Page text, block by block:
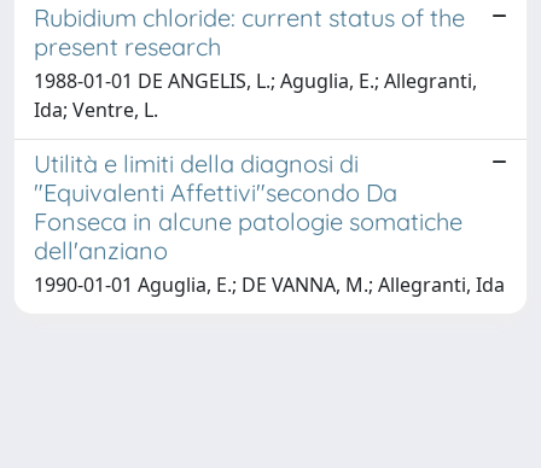
Rubidium chloride: current status of the
present research
1988-01-01 DE ANGELIS, L.; Aguglia, E.; Allegranti,
Ida; Ventre, L.
Utilità e limiti della diagnosi di
"Equivalenti Affettivi"secondo Da
Fonseca in alcune patologie somatiche
dell'anziano
1990-01-01 Aguglia, E.; DE VANNA, M.; Allegranti, Ida